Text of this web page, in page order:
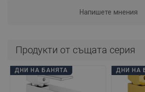
Напишете мнения
Продукти от същата серия
ДНИ НА БАНЯТА ДНИ НА